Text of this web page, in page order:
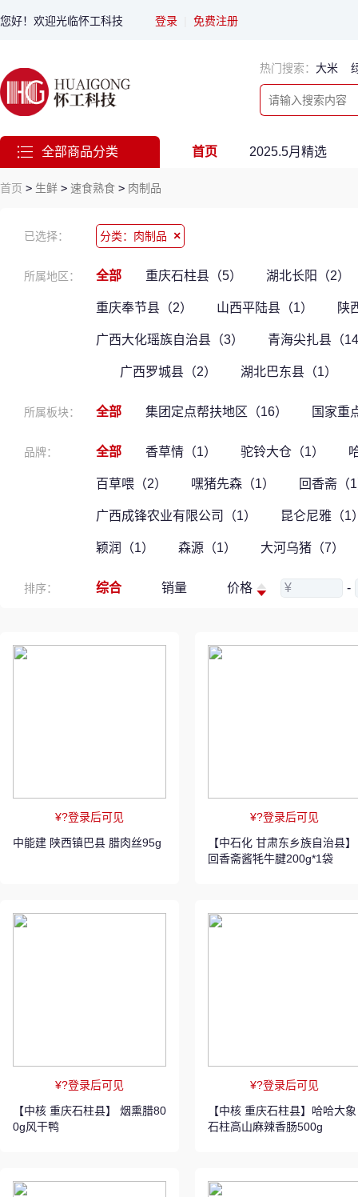
您好！欢迎光临怀工科技 登录 免费注册
热门搜索： 大米
全部商品分类 首页 2025.5月精选
首页 > 生鲜 > 速食熟食 > 肉制品
已选择： 分类：肉制品 ×
所属地区： 全部 重庆石柱县（5） 湖北长阳（2）
重庆奉节县（2） 山西平陆县（1） 陕
广西大化瑶族自治县（3） 青海尖扎县（
广西罗城县（2） 湖北巴东县（1）
所属板块： 全部 集团定点帮扶地区（16） 国家重
品牌： 全部 香草情（1） 驼铃大仓（1）
百草喂（2） 嘿猪先森（1） 回香斋（
广西成锋农业有限公司（1） 昆仑尼雅（1
颖润（1） 森源（1） 大河乌猪（7）
排序： 综合 销量 价格 ¥ -
¥?登录后可见
中能建 陕西镇巴县 腊肉丝95g
¥?登录后可见
【中石化 甘肃东乡族自治县】
回香斋酱牦牛腱200g*1袋
¥?登录后可见
【中核 重庆石柱县】 烟熏腊80
0g风干鸭
¥?登录后可见
【中核 重庆石柱县】哈哈大象
石柱高山麻辣香肠500g